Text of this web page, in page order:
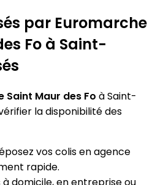
par Euromarche
Fo à Saint-
Saint Maur des Fo à Saint-
la disponibilité des
vos colis en agence
rapide.
domicile, en entreprise ou